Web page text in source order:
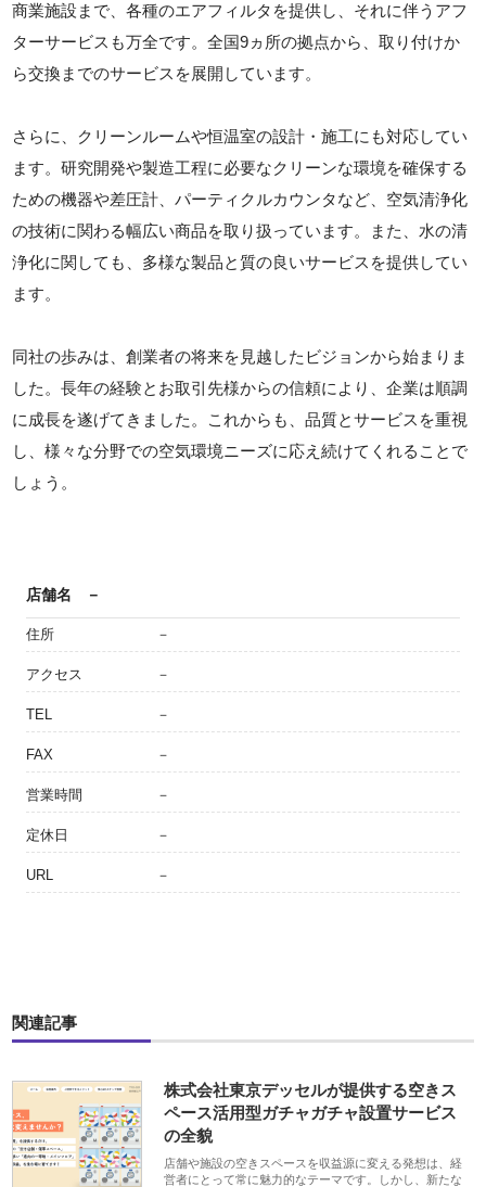
商業施設まで、各種のエアフィルタを提供し、それに伴うアフ
ターサービスも万全です。全国9ヵ所の拠点から、取り付けか
ら交換までのサービスを展開しています。
さらに、クリーンルームや恒温室の設計・施工にも対応してい
ます。研究開発や製造工程に必要なクリーンな環境を確保する
ための機器や差圧計、パーティクルカウンタなど、空気清浄化
の技術に関わる幅広い商品を取り扱っています。また、水の清
浄化に関しても、多様な製品と質の良いサービスを提供してい
ます。
同社の歩みは、創業者の将来を見越したビジョンから始まりま
した。長年の経験とお取引先様からの信頼により、企業は順調
に成長を遂げてきました。これからも、品質とサービスを重視
し、様々な分野での空気環境ニーズに応え続けてくれることで
しょう。
店舗名 －
住所 －
アクセス －
TEL －
FAX －
営業時間 －
定休日 －
URL －
関連記事
株式会社東京デッセルが提供する空きス
ペース活用型ガチャガチャ設置サービス
の全貌
店舗や施設の空きスペースを収益源に変える発想は、経
営者にとって常に魅力的なテーマです。しかし、新たな